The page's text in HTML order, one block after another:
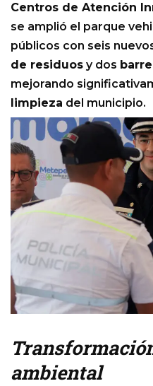
Centros de Atención
se amplió el parque
públicos con seis
de residuos y dos
mejorando
limpieza del municipio.
ambiental